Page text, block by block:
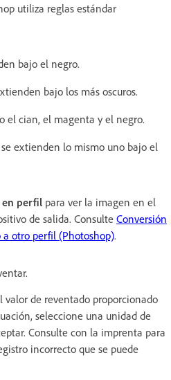
utiliza reglas estándar
bajo el negro.
bajo los más oscuros.
el cian, el magenta y el negro.
extienden lo mismo uno bajo el
perfil para ver la imagen en el
de salida. Consulte Conversión
otro perfil (Photoshop).
valor de reventado proporcionado
seleccione una unidad de
Consulte con la imprenta para
incorrecto que se puede